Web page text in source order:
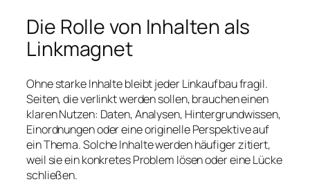
Die Rolle von Inhalten als
Linkmagnet
Ohne starke Inhalte bleibt jeder Linkaufbau fragil.
Seiten, die verlinkt werden sollen, brauchen einen
klaren Nutzen: Daten, Analysen, Hintergrundwissen,
Einordnungen oder eine originelle Perspektive auf
ein Thema. Solche Inhalte werden häufiger zitiert,
weil sie ein konkretes Problem lösen oder eine Lücke
schließen.